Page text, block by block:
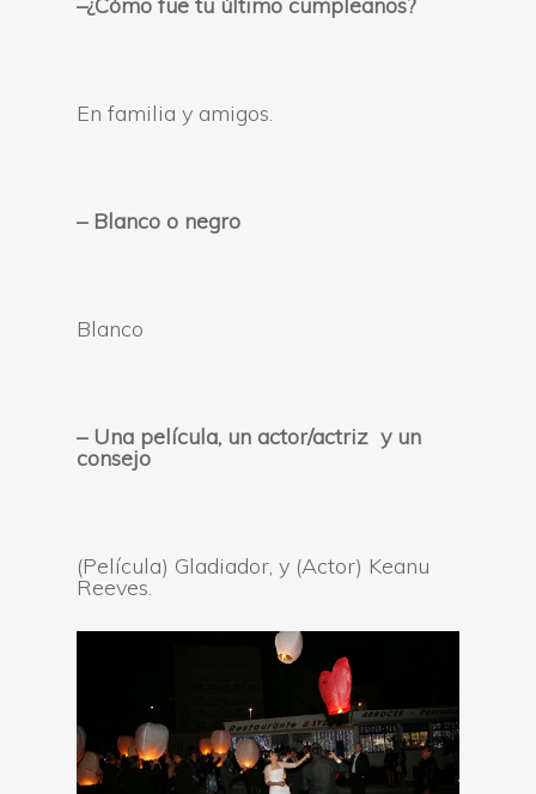
–¿Cómo fue tu último cumpleaños?
En familia y amigos.
– Blanco o negro
Blanco
– Una película, un actor/actriz y un
consejo
(Película) Gladiador, y (Actor) Keanu
Reeves.